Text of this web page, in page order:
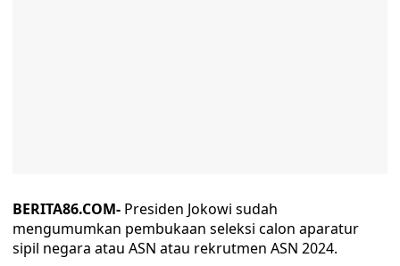
BERITA86.COM- Presiden Jokowi sudah
mengumumkan pembukaan seleksi calon aparatur
sipil negara atau ASN atau rekrutmen ASN 2024.